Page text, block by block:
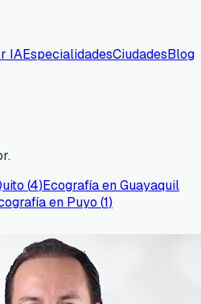
IAEspecialidadesCiudadesBlog
(4)EcografíaenGuayaquil
en Puyo (1)